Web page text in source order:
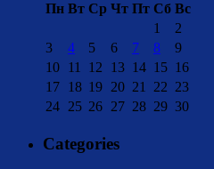
Пн Вт Ср Чт Пт Сб Вс
1
2
3
4 5 6 7 8
9
10 11 12 13 14 15 16
17 18 19 20 21 22 23
24 25 26 27 28 29 30
Categories